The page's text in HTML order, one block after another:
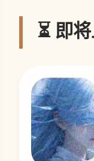
⏳ 即